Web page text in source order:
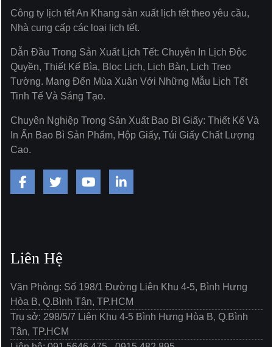
Công ty lịch tết An Khang sản xuất lịch tết theo yêu cầu,
Nhà cung cấp các loại lịch tết.
Dẫn Đầu Trong Sản Xuất Lịch Tết: Chuyên In Lịch Độc
Quyền, Thiết Kế Bìa, Bloc Lịch, Lịch Bàn, Lịch Treo
Tường. Mang Đến Mùa Xuân Với Những Mẫu Lịch Tết
Tinh Tế Và Sáng Tạo.
Chuyên Nghiệp Trong Sản Xuất Bao Bì Giấy: Thiết Kế Và
In Ấn Bao Bì Sản Phẩm, Hộp Giấy, Túi Giấy Chất Lượng
Cao.
Liên Hệ
Văn Phòng: Số 198/1 Đường Liên Khu 4-5, Bình Hưng
Hòa B, Q.Bình Tân, TP.HCM
Trụ sở: 298/5/7 Liên Khu 4-5 Bình Hưng Hòa B, Q.Bình
Tân, TP.HCM